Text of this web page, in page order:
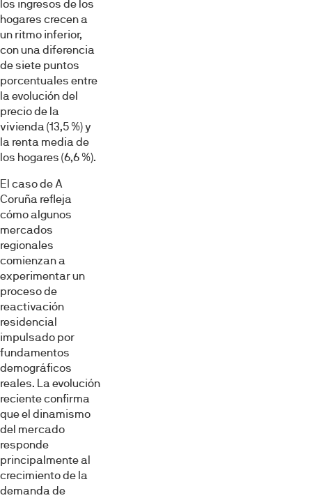
los ingresos de los
hogares crecen a
un ritmo inferior,
con una diferencia
de siete puntos
porcentuales entre
la evolución del
precio de la
vivienda (13,5 %) y
la renta media de
los hogares (6,6 %).
El caso de A
Coruña refleja
cómo algunos
mercados
regionales
comienzan a
experimentar un
proceso de
reactivación
residencial
impulsado por
fundamentos
demográficos
reales. La evolución
reciente confirma
que el dinamismo
del mercado
responde
principalmente al
crecimiento de la
demanda de